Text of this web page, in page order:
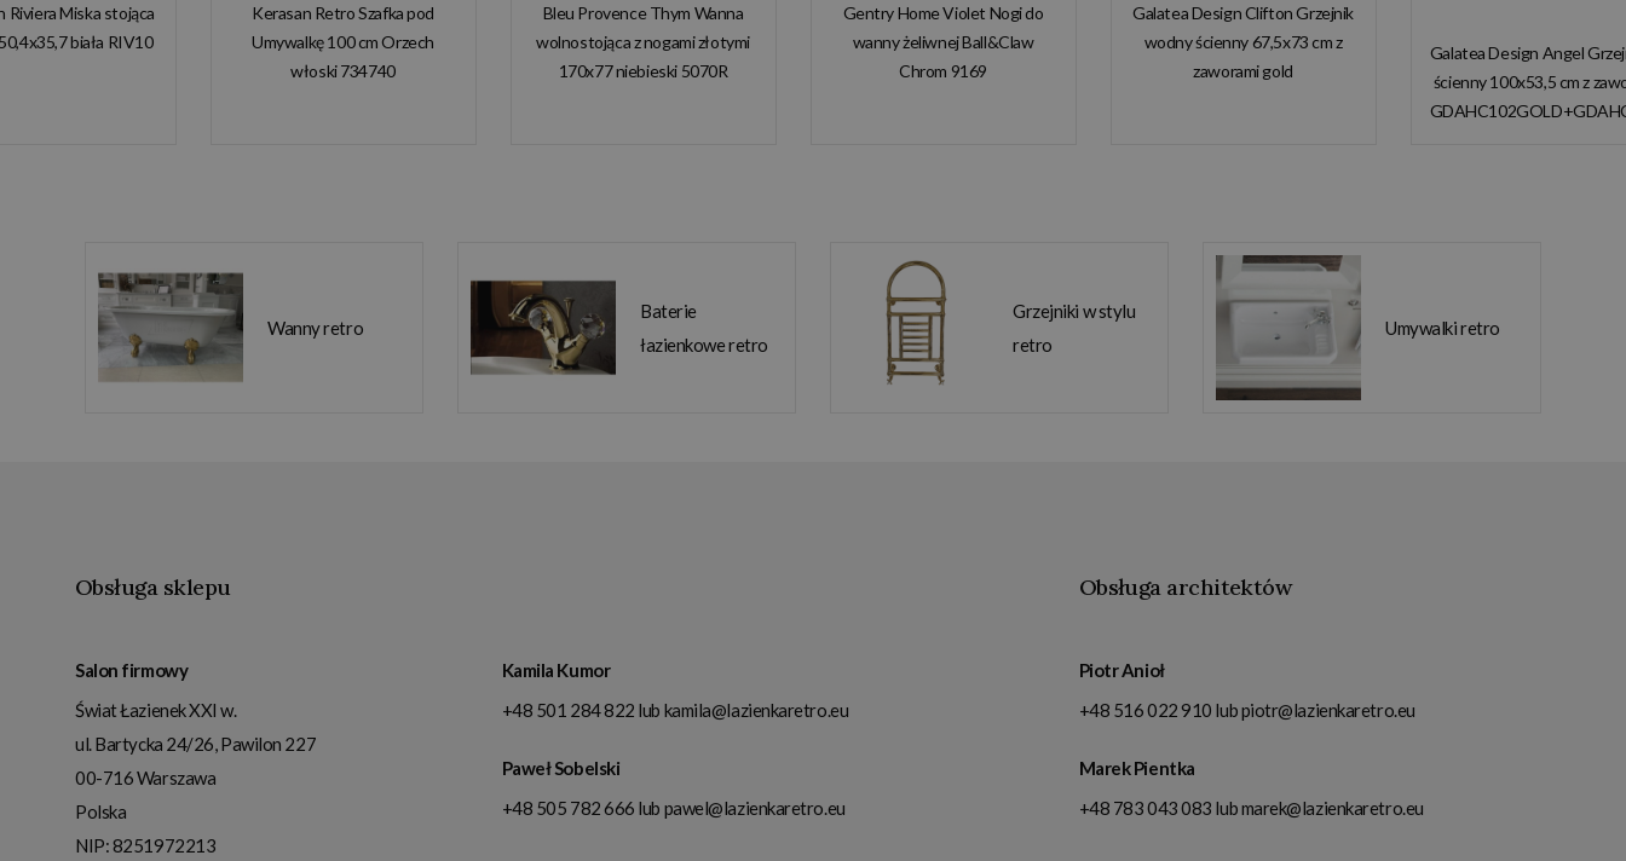
Riviera Miska stojąca
biała RIV10
Kerasan Retro Szafka pod
Umywalkę 100 cm Orzech
włoski 734740
Bleu Provence Thym Wanna
wolnostojąca z nogami złotymi
170x77 niebieski 5070R
Gentry Home Violet Nogi do
wanny żeliwnej Ball&Claw
Chrom 9169
Galatea Design Clifton Grzejnik
wodny ścienny 67,5x73 cm z
zaworami gold
Galatea Design Angel
ścienny 100x53,5 cm z
Wanny retro
Baterie
łazienkowe retro
Grzejniki w stylu
retro
Umywalki retro
Obsługa sklepu
Salon firmowy
Świat Łazienek XXI w.
ul. Bartycka 24/26, Pawilon 227
00-716Warszawa
Polska
NIP:8251972213
Kamila Kumor
+48 501 284 822 lub kamila@lazienkaretro.eu
Paweł Sobelski
+48 505 782 666 lub pawel@lazienkaretro.eu
Obsługa architektów
Piotr Anioł
+48 516 022 910 lubpiotr@lazienkaretro.eu
Marek Pientka
+48 783 043 083 lubmarek@lazienkaretro.eu